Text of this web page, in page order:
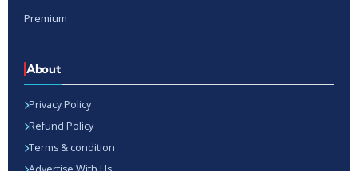
Premium
About
Privacy Policy
Refund Policy
Terms & condition